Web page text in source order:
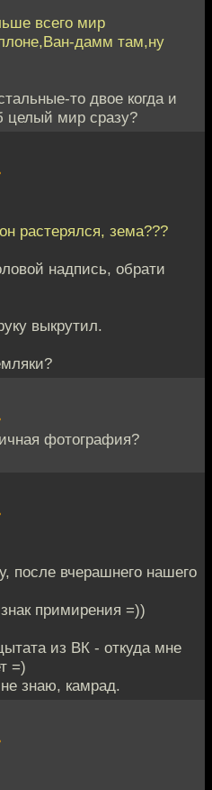
всего мир
дамм там,ну
то двое когда и
целый мир сразу?
растерялся, зема???
надпись, обрати
выкрутил.
фотография?
после вчерашнего нашего
примирения =))
из ВК - откуда мне
=)
знаю, камрад.